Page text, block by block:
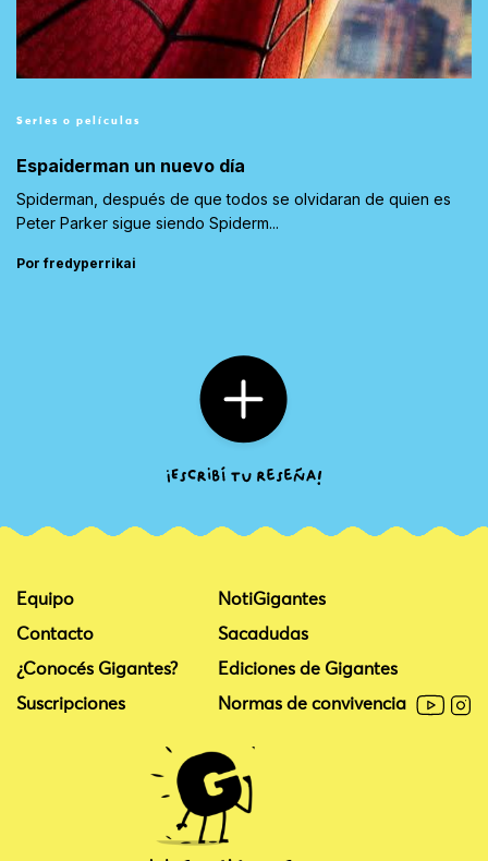
Series o películas
Espaiderman un nuevo día
Spiderman, después de que todos se olvidaran de quien es
Peter Parker sigue siendo Spiderm...
Por fredyperrikai
Equipo
Contacto
¿Conocés Gigantes?
Suscripciones
NotiGigantes
Sacadudas
Ediciones de Gigantes
Normas de convivencia